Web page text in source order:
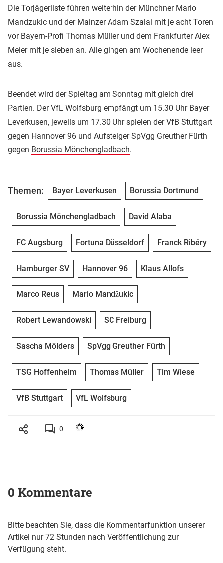
Die Torjägerliste führen weiterhin der Münchner Mario
Mandzukic und der Mainzer Adam Szalai mit je acht Toren
vor Bayern-Profi Thomas Müllerund dem Frankfurter Alex
Meier mit je sieben an. Alle gingen am Wochenende leer
aus.
Beendet wird der Spieltag am Sonntag mit gleich drei
Partien. Der VfL Wolfsburg empfängt um 15.30 Uhr Bayer
Leverkusen, jeweils um 17.30 Uhr spielen derVfB Stuttgart
gegen Hannover 96 und AufsteigerSpVgg Greuther Fürth
gegen Borussia Mönchengladbach.
Themen: Bayer Leverkusen Borussia Dortmund
Borussia Mönchengladbach David Alaba
FC Augsburg Fortuna Düsseldorf Franck Ribéry
Hamburger SV Hannover 96 Klaus Allofs
Marco Reus Mario Mandžukic
Robert Lewandowski SC Freiburg
Sascha Mölders SpVgg Greuther Fürth
TSG Hoffenheim Thomas Müller Tim Wiese
VfB Stuttgart VfL Wolfsburg
0
0 Kommentare
Bitte beachten Sie, dass die Kommentarfunktion unserer
Artikel nur 72 Stunden nach Veröffentlichung zur
Verfügung steht.